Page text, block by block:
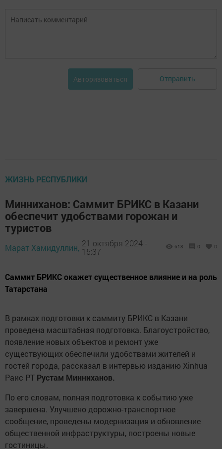
Авторизоваться Отправить
ЖИЗНЬ РЕСПУБЛИКИ
Минниханов: Саммит БРИКС в Казани
обеспечит удобствами горожан и
туристов
Марат Хамидуллин, 21 октября 2024 -
15:37
613 0 0
Саммит БРИКС окажет существенное влияние и на роль
Татарстана
В рамках подготовки к саммиту БРИКС в Казани
проведена масштабная подготовка. Благоустройство,
появление новых объектов и ремонт уже
существующих обеспечили удобствами жителей и
гостей города, рассказал в интервью изданию Xinhua
Раис РТ Рустам Минниханов.
По его словам, полная подготовка к событию уже
завершена. Улучшено дорожно-транспортное
сообщение, проведены модернизация и обновление
общественной инфраструктуры, построены новые
гостиницы.